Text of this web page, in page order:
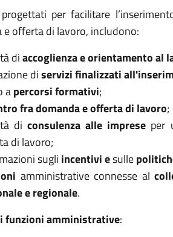
per facilitare
e offerta di lavoro, includono:
diaccoglienza e orientamento al
diservizi finalizzati
apercorsi formativi;
fra domanda e offerta di lavoro;
diconsulenza alle imprese per
di lavoro;
sugli incentiviesulle
amministrative connesse al
e regionale.
funzioni amministrative: